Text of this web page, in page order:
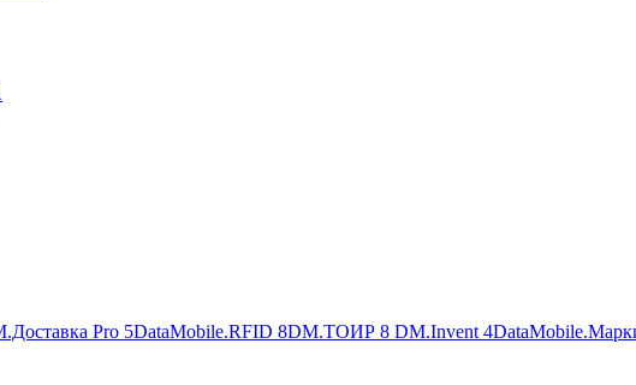
Pro 5DataMobile.RFID 8DM.ТОИР 8 DM.Invent 4